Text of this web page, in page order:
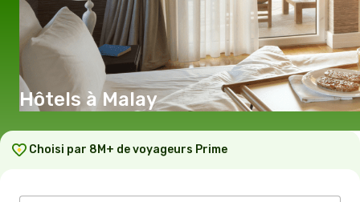
Hôtels à Malay
Choisi par 8M+ de voyageurs Prime